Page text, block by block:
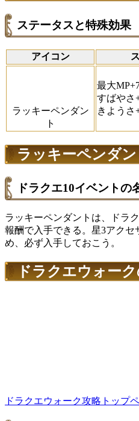
ステータスと特殊効果
アイコン
ラッキーペンダン
ト
最大
すばやさ
きようさ
ラッキーペンダ
ドラクエ10イベントの
ラッキーペンダントは、ドラ
報酬で入手できる。星3アクセ
め、必ず入手しておこう。
ドラクエウォー
ドラクエウォーク攻略トップ